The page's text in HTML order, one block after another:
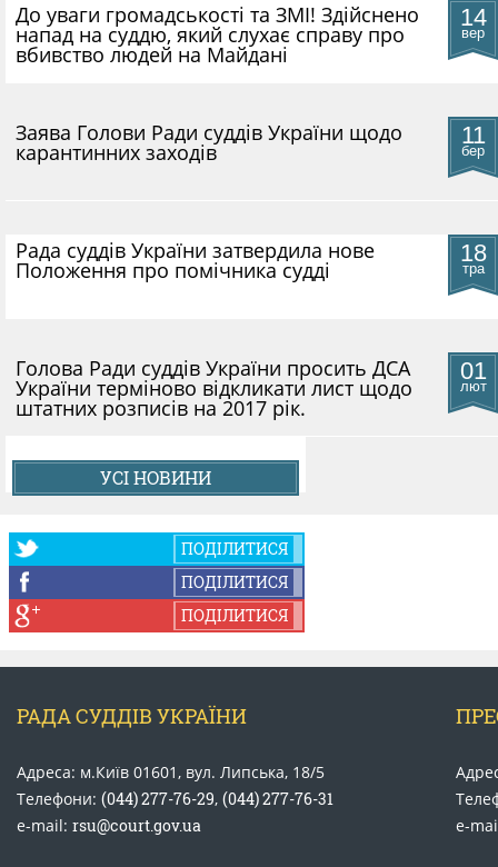
ГАЛЕРЕЯ
14
вер
До уваги громадськості та ЗМІ! Здійснено
напад на суддю, який слухає справу про
вбивство людей на Майдані
11
бер
​Заява Голови Ради суддів України щодо
карантинних заходів
18
тра
Рада суддів України затвердила нове
Положення про помічника судді
01
лют
Голова Ради суддів України просить ДСА
України терміново відкликати лист щодо
штатних розписів на 2017 рік.
УСІ НОВИНИ
ПОДІЛИТИСЯ
ПОДІЛИТИСЯ
ПОДІЛИТИСЯ
РАДА СУДДІВ УКРАЇНИ
Адреса: м.Київ 01601, вул. Липська, 18/5
Телефони: (044) 277-76-29, (044) 277-76-31
e-mail: rsu@court.gov.ua
e-